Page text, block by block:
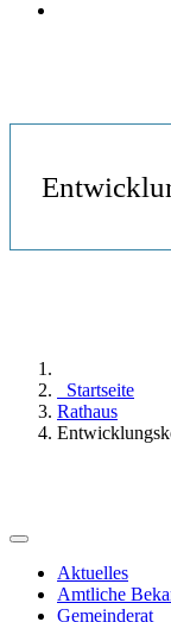
Startseite
Rathaus
Aktuelles
Amtliche
Gemeinderat